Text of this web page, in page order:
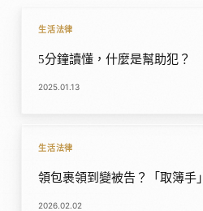
生活法律
5分鐘讀懂，什麼是幫助犯？
2025.01.13
生活法律
領包裹領到變被告？「取簿手
2026.02.02